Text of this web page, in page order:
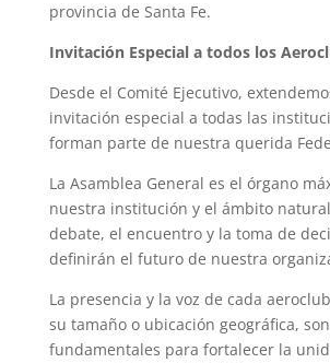
provincia de Santa Fe.
Invitación Especial a todos los
Desde el Comité Ejecutivo,
invitación especial a todas las
forman parte de nuestra querida
La Asamblea General es el órgano
nuestra institución y el ámbito
debate, el encuentro y la toma de
definirán el futuro de nuestra
La presencia y la voz de cada
su tamaño o ubicación geográfica, son
fundamentales para fortalecer la